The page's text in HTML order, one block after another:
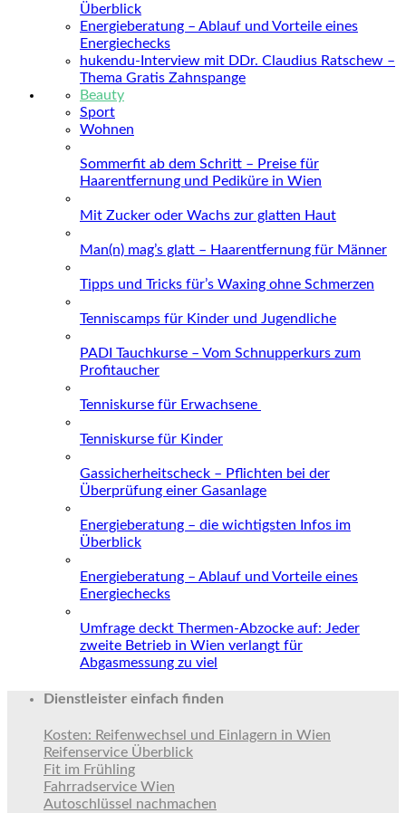
Überblick
Energieberatung – Ablauf und Vorteile eines
Energiechecks
hukendu-Interview mit DDr. Claudius Ratschew –
Thema Gratis Zahnspange
Beauty
Sport
Wohnen
Sommerfit ab dem Schritt – Preise für
Haarentfernung und Pediküre in Wien
Mit Zucker oder Wachs zur glatten Haut
Man(n) mag’s glatt – Haarentfernung für Männer
Tipps und Tricks für’s Waxing ohne Schmerzen
Tenniscamps für Kinder und Jugendliche
PADI Tauchkurse – Vom Schnupperkurs zum
Profitaucher
Tenniskurse für Erwachsene
Tenniskurse für Kinder
Gassicherheitscheck – Pflichten bei der
Überprüfung einer Gasanlage
Energieberatung – die wichtigsten Infos im
Überblick
Energieberatung – Ablauf und Vorteile eines
Energiechecks
Umfrage deckt Thermen-Abzocke auf: Jeder
zweite Betrieb in Wien verlangt für
Abgasmessung zu viel
Dienstleister einfach finden
Kosten: Reifenwechsel und Einlagern in Wien
Reifenservice Überblick
Fit im Frühling
Fahrradservice Wien
Autoschlüssel nachmachen